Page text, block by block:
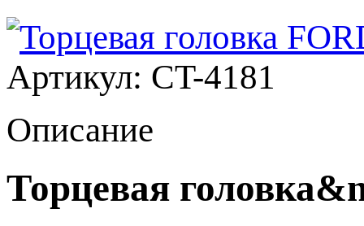
Артикул: CT-4181
Описание
Торцевая